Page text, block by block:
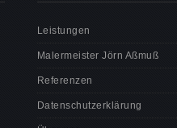
Leistungen
Malermeister Jörn Aßmuß
Referenzen
Datenschutzerklärung